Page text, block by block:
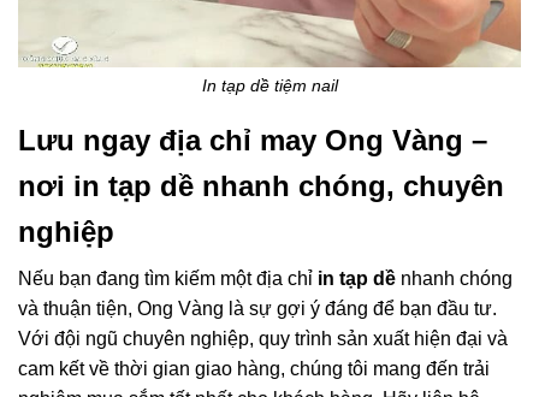
In tạp dề tiệm nail
Lưu ngay địa chỉ may Ong Vàng –
nơi in tạp dề nhanh chóng, chuyên
nghiệp
Nếu bạn đang tìm kiếm một địa chỉ in tạp dề nhanh chóng
và thuận tiện, Ong Vàng là sự gợi ý đáng để bạn đầu tư.
Với đội ngũ chuyên nghiệp, quy trình sản xuất hiện đại và
cam kết về thời gian giao hàng, chúng tôi mang đến trải